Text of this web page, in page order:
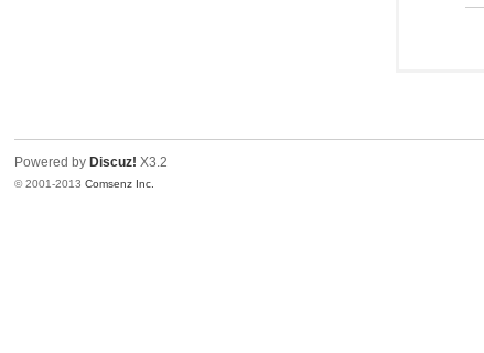
Powered by Discuz! X3.2
© 2001-2013Comsenz Inc.